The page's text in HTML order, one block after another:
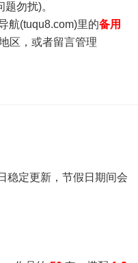
勿扰)。
(tuqu8.com)里的备用
区，或者留言管理
稳定更新，节假日期间会